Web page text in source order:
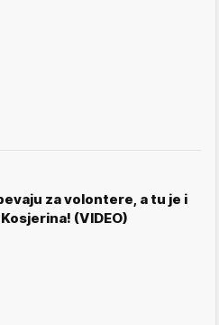
za volontere, a tu je i
(VIDEO)